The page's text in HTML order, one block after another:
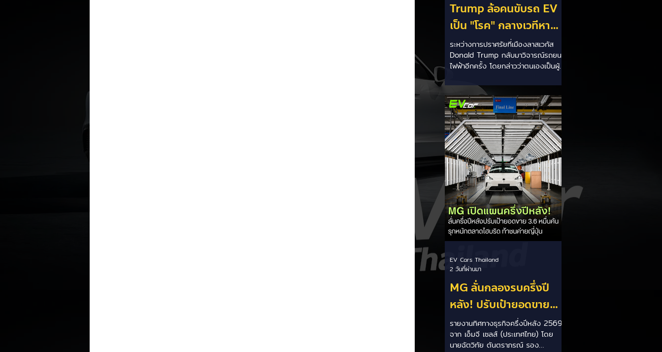
Trump ล้อคนขับรถ EV
เป็น "โรค" กลางเวทีหา
เสียง! 🚘⚡
ระหว่างการปราศรัยที่เมืองลาสเวกัส
Donald Trump กลับมาวิจารณ์รถยนต์
ไฟฟ้าอีกครั้ง โดยกล่าวว่าตนเองเป็นผู้
ใช้รถยนต์ไฟฟ้าว่าเหมือน "เป็นโรค"
เพราะเริ่มกังวลเรื่องแบตเตอรี่ตั้งแต่ยัง
เหลือไฟจำนวนมาก และคอยมองหาสถา
นีชาร์จอยู่ตลอดเวลา ซึ่งสื่อมองว่า
เป็นการพาดพิงถึงอาการ Range
Anxiety หรือความกังวลเรื่องระยะทาง
วิ่งของรถ EV Trump ยังระบุว่า
ปัจจุบันรถยนต์ไฟฟ้ามีสัดส่วนเพียง
ประมาณ 7% ของยอดขายรถใหม่ใน
สหรัฐฯ และใช้ตัวเลขนี้เป็นเหตุผล
ประกอบว่า...
MG ลั่นกลองรบครึ่งปี
หลัง! ปรับเป้ายอดขาย
เพิ่มเป็น 36,000 คัน
พร้อมเดินหน้าลงศึกชิง
รายงานทิศทางธุรกิจครึ่งปีหลัง 2569
จาก เอ็มจี เซลส์ (ประเทศไทย) โดย
นายฉัตวิทัย ตันตราภรณ์ รอง
EV Cars Thailand
2 วันที่ผ่านมา